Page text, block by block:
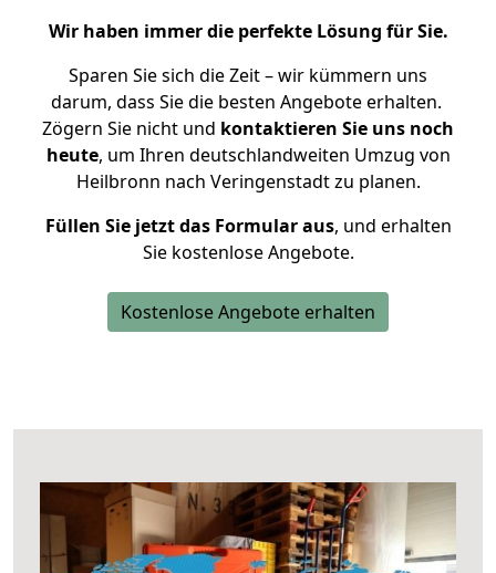
Wir haben immer die perfekte Lösung für Sie.
Sparen Sie sich die Zeit – wir kümmern uns
darum, dass Sie die besten Angebote erhalten.
Zögern Sie nicht und kontaktieren Sie uns noch
heute, um Ihren deutschlandweiten Umzug von
Heilbronn nach Veringenstadt zu planen.
Füllen Sie jetzt das Formular aus, und erhalten
Sie kostenlose Angebote.
Kostenlose Angebote erhalten